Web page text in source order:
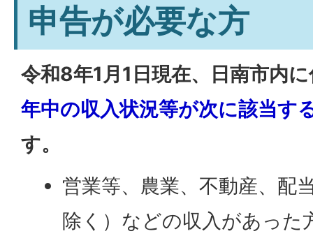
申告が必要な方
令和8年1月1日現在、日南市内
年中の収入状況等が次に該当す
す。
営業等、農業、不動産、配
除く）などの収入があった